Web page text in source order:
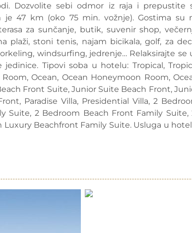
Dozvolite sebi odmor iz raja i prepustite
je 47 km (oko 75 min. vožnje). Gostima su
za sunčanje, butik, suvenir shop,
plaži, stoni tenis, najam bicikala, golf, za
windsurfing, jedrenje… Relaksirajte se
Tipovi soba u hotelu: Tropical,
Ocean, Ocean Honeymoon Room,
Front Suite, Junior Suite Beach Front,
Paradise Villa, Presidential Villa, 2
Suite, 2 Bedroom Beach Front Family Suite,
Beachfront Family Suite. Usluga u